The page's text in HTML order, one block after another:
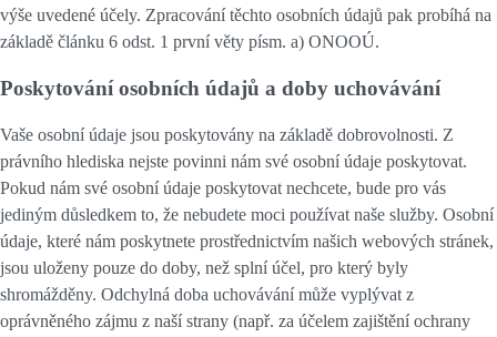
výše uvedené účely. Zpracování těchto osobních údajů pak probíhá na
základě článku 6 odst. 1 první věty písm. a) ONOOÚ.
Poskytování osobních údajů a doby uchovávání
Vaše osobní údaje jsou poskytovány na základě dobrovolnosti. Z
právního hlediska nejste povinni nám své osobní údaje poskytovat.
Pokud nám své osobní údaje poskytovat nechcete, bude pro vás
jediným důsledkem to, že nebudete moci používat naše služby. Osobní
údaje, které nám poskytnete prostřednictvím našich webových stránek,
jsou uloženy pouze do doby, než splní účel, pro který byly
shromážděny. Odchylná doba uchovávání může vyplývat z
oprávněného zájmu z naší strany (např. za účelem zajištění ochrany